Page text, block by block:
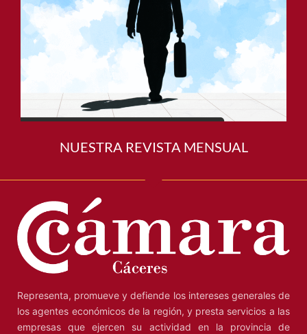
¿QUIERES ESTAR INFORMADO?